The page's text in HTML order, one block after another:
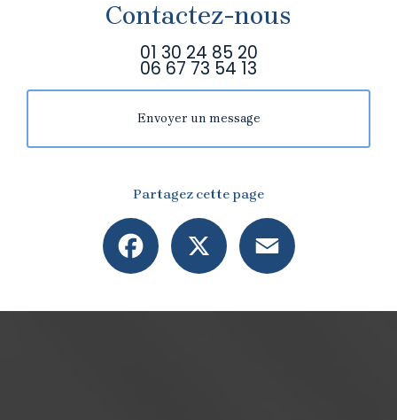
Contactez-nous
01 30 24 85 20
06 67 73 54 13
Envoyer un message
Partagez cette page
Facebook